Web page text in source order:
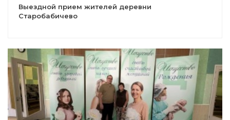
Выездной прием жителей деревни
Старобабичево